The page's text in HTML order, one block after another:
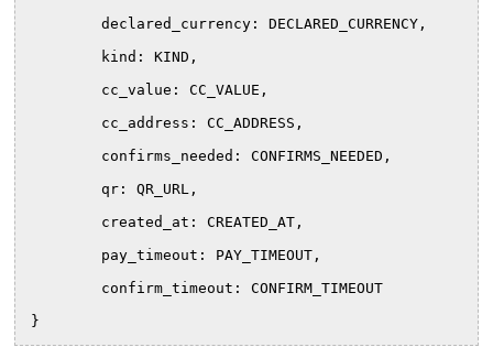
	declared_currency: DECLARED_CURRENCY,
	kind: KIND,
	cc_value: CC_VALUE,
	cc_address: CC_ADDRESS,
	confirms_needed: CONFIRMS_NEEDED,
	qr: QR_URL,
	created_at: CREATED_AT,
	pay_timeout: PAY_TIMEOUT,
	confirm_timeout: CONFIRM_TIMEOUT
}